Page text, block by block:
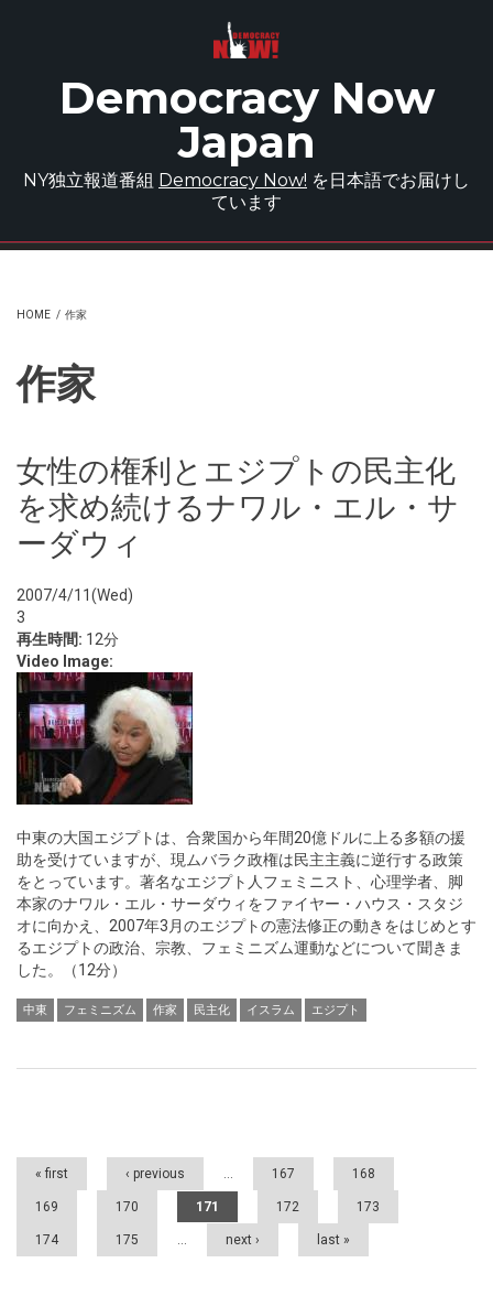
Democracy Now
Japan
NY独立報道番組 Democracy Now! を日本語でお届けし
ています
HOME / 作家
作家
女性の権利とエジプトの民主化
を求め続けるナワル・エル・サ
ーダウィ
2007/4/11(Wed)
3
再生時間: 12分
Video Image:
中東の大国エジプトは、合衆国から年間20億ドルに上る多額の援
助を受けていますが、現ムバラク政権は民主主義に逆行する政策
をとっています。著名なエジプト人フェミニスト、心理学者、脚
本家のナワル・エル・サーダウィをファイヤー・ハウス・スタジ
オに向かえ、2007年3月のエジプトの憲法修正の動きをはじめとす
るエジプトの政治、宗教、フェミニズム運動などについて聞きま
した。（12分）
中東 フェミニズム 作家 民主化 イスラム エジプト
Pages
« first ‹ previous … 167 168
169 170 171 172 173
174 175 … next › last »